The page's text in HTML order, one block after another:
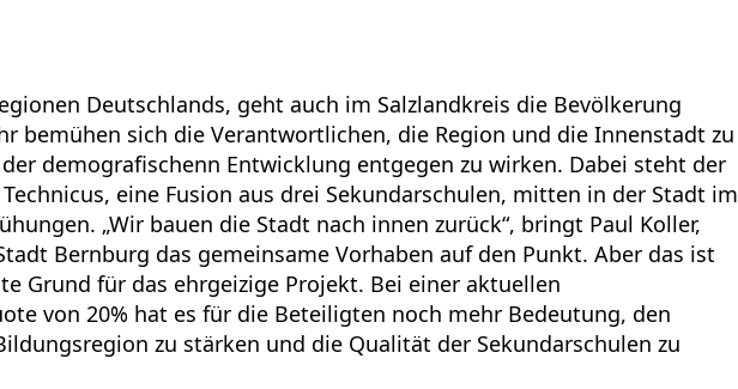
Deutschlands, geht auch im Salzlandkreis die Bevölkerung
bemühen sich die Verantwortlichen, die Region und die Innenstadt zu
demografischenn Entwicklung entgegen zu wirken. Dabei steht der
eine Fusion aus drei Sekundarschulen, mitten in der Stadt im
„Wir bauen die Stadt nach innen zurück“, bringt Paul Koller,
Bernburg das gemeinsame Vorhaben auf den Punkt. Aber das ist
Grund für das ehrgeizige Projekt. Bei einer aktuellen
von 20% hat es für die Beteiligten noch mehr Bedeutung, den
zu stärken und die Qualität der Sekundarschulen zu